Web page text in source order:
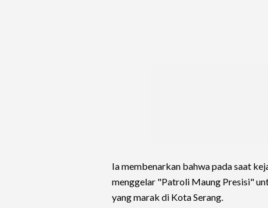
Ia membenarkan bahwa pada saat
menggelar "Patroli Maung Presisi"
yang marak di Kota Serang.